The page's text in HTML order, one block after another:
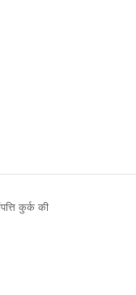
कुर्क की